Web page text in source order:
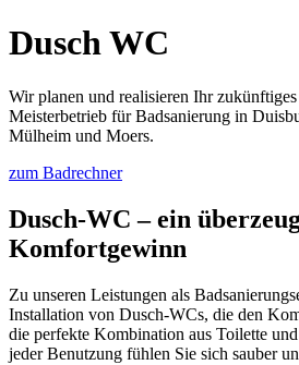
Dusch WC
Wir planen und realisieren Ihr
Meisterbetrieb für Badsanierung in
Mülheim und Moers.
zum Badrechner
Dusch-WC – ein
Komfortgewinn
Zu unseren Leistungen als
Installation von Dusch-WCs, die den
die perfekte Kombination aus Toilette
jeder Benutzung fühlen Sie sich sauber